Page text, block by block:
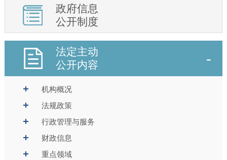
政府信息
公开制度
法定主动
公开内容
机构概况
法规政策
行政管理与服务
财政信息
重点领域